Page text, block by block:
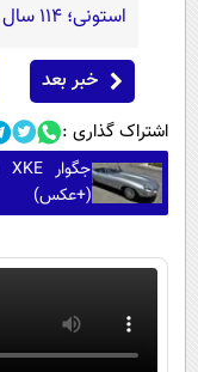
استونی؛ 114 سال پیش
خبر بعد
اشتراک گذاری :
(+عکس)